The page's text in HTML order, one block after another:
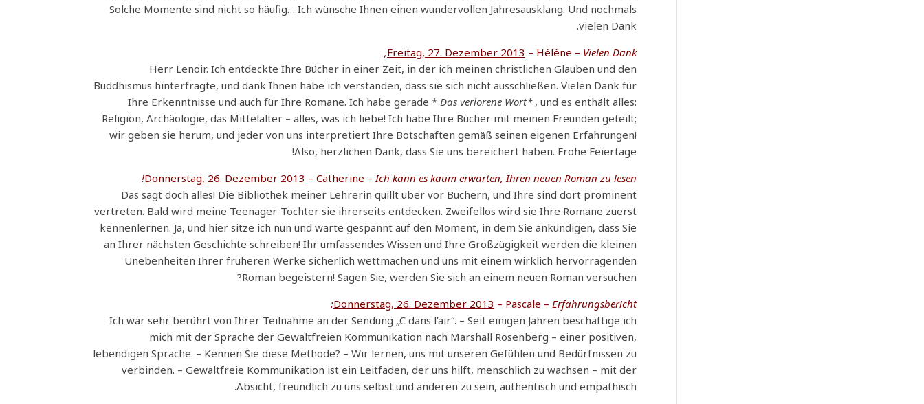
Solche Momente sind nicht so häufig… Ich wünsche Ihnen einen wundervollen Jahresausklang. Und nochmals
vielen Dank.
Freitag, 27. Dezember 2013 – Hélène – Vielen Dank,
Herr Lenoir. Ich entdeckte Ihre Bücher in einer Zeit, in der ich meinen christlichen Glauben und den
Buddhismus hinterfragte, und dank Ihnen habe ich verstanden, dass sie sich nicht ausschließen. Vielen Dank für
Ihre Erkenntnisse und auch für Ihre Romane. Ich habe gerade *Das verlorene Wort*, und es enthält alles:
Religion, Archäologie, das Mittelalter – alles, was ich liebe! Ich habe Ihre Bücher mit meinen Freunden geteilt;
wir geben sie herum, und jeder von uns interpretiert Ihre Botschaften gemäß seinen eigenen Erfahrungen!
Also, herzlichen Dank, dass Sie uns bereichert haben. Frohe Feiertage!
Donnerstag, 26. Dezember 2013 – Catherine –Ich kann es kaum erwarten, Ihren neuen Roman zu lesen!
Das sagt doch alles! Die Bibliothek meiner Lehrerin quillt über vor Büchern, und Ihre sind dort prominent
vertreten. Bald wird meine Teenager-Tochter sie ihrerseits entdecken. Zweifellos wird sie Ihre Romane zuerst
kennenlernen. Ja, und hier sitze ich nun und warte gespannt auf den Moment, in dem Sie ankündigen, dass Sie
an Ihrer nächsten Geschichte schreiben! Ihr umfassendes Wissen und Ihre Großzügigkeit werden die kleinen
Unebenheiten Ihrer früheren Werke sicherlich wettmachen und uns mit einem wirklich hervorragenden
Roman begeistern! Sagen Sie, werden Sie sich an einem neuen Roman versuchen?
Donnerstag, 26. Dezember 2013 – Pascale –Erfahrungsbericht:
Ich war sehr berührt von Ihrer Teilnahme an der Sendung „C dans l’air“. – Seit einigen Jahren beschäftige ich
mich mit der Sprache der Gewaltfreien Kommunikation nach Marshall Rosenberg – einer positiven,
lebendigen Sprache. – Kennen Sie diese Methode? – Wir lernen, uns mit unseren Gefühlen und Bedürfnissen zu
verbinden. – Gewaltfreie Kommunikation ist ein Leitfaden, der uns hilft, menschlich zu wachsen – mit der
Absicht, freundlich zu uns selbst und anderen zu sein, authentisch und empathisch.